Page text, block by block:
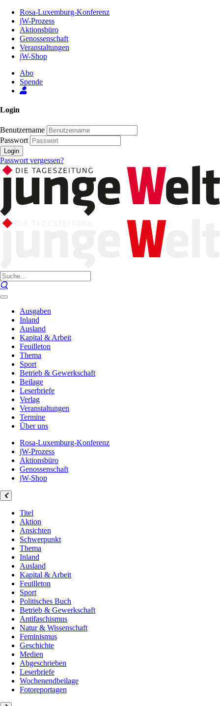
Inhalt
Seite
Rosa-Luxemburg-Konferenz
jW-Prozess
Aktionsbüro
Genossenschaft
Veranstaltungen
jW-Shop
Abo
Spende
Login
Benutzername
Passwort
Login
Passwort vergessen?
Ausgaben
Inland
Ausland
Kapital & Arbeit
Feuilleton
Thema
Sport
Betrieb & Gewerkschaft
Beilage
Leserbriefe
Verlag
Veranstaltungen
Termine
Über uns
Rosa-Luxemburg-Konferenz
jW-Prozess
Aktionsbüro
Genossenschaft
jW-Shop
Titel
Aktion
Ansichten
Schwerpunkt
Thema
Inland
Ausland
Kapital & Arbeit
Feuilleton
Sport
Politisches Buch
Betrieb & Gewerkschaft
Antifaschismus
Natur & Wissenschaft
Feminismus
Geschichte
Medien
Abgeschrieben
Leserbriefe
Wochenendbeilage
Fotoreportagen